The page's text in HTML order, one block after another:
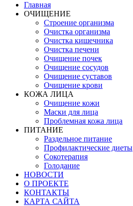
Главная
ОЧИЩЕНИЕ
Строение организма
Очистка организма
Очистка кишечника
Очистка печени
Очищение почек
Очищение сосудов
Очищение суставов
Очищение крови
КОЖА ЛИЦА
Очищение кожи
Маски для лица
Проблемная кожа лица
ПИТАНИЕ
Раздельное питание
Профилактические диеты
Сокотерапия
Голодание
НОВОСТИ
О ПРОЕКТЕ
КОНТАКТЫ
КАРТА САЙТА